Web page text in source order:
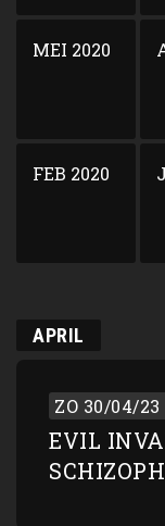
MEI 2020
FEB 2020
APRIL
ZO 30/04/23
EVIL